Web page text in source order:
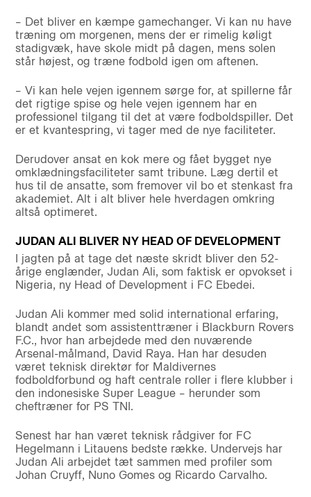
– Det bliver en kæmpe gamechanger. Vi kan nu have
træning om morgenen, mens der er rimelig køligt
stadigvæk, have skole midt på dagen, mens solen
står højest, og træne fodbold igen om aftenen.
– Vi kan hele vejen igennem sørge for, at spillerne får
det rigtige spise og hele vejen igennem har en
professionel tilgang til det at være fodboldspiller. Det
er et kvantespring, vi tager med de nye faciliteter.
Derudover ansat en kok mere og fået bygget nye
omklædningsfaciliteter samt tribune. Læg dertil et
hus til de ansatte, som fremover vil bo et stenkast fra
akademiet. Alt i alt bliver hele hverdagen omkring
altså optimeret.
JUDAN ALI BLIVER NY HEAD OF DEVELOPMENT
I jagten på at tage det næste skridt bliver den 52-
årige englænder, Judan Ali, som faktisk er opvokset i
Nigeria, ny Head of Development i FC Ebedei.
Judan Ali kommer med solid international erfaring,
blandt andet som assistenttræner i Blackburn Rovers
F.C., hvor han arbejdede med den nuværende
Arsenal-målmand, David Raya. Han har desuden
været teknisk direktør for Maldivernes
fodboldforbund og haft centrale roller i flere klubber i
den indonesiske Super League – herunder som
cheftræner for PS TNI.
Senest har han været teknisk rådgiver for FC
Hegelmann i Litauens bedste række. Undervejs har
Judan Ali arbejdet tæt sammen med profiler som
Johan Cruyff, Nuno Gomes og Ricardo Carvalho.